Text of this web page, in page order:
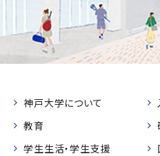
神戸大学について
教育
学生生活・学生支援